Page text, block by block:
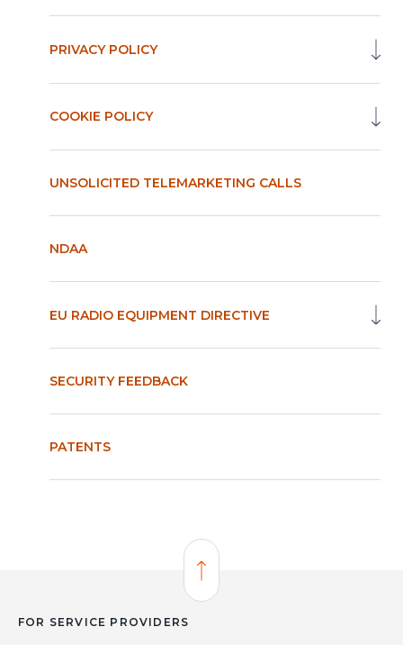
PRIVACY POLICY
COOKIE POLICY
UNSOLICITED TELEMARKETING CALLS
NDAA
EU RADIO EQUIPMENT DIRECTIVE
SECURITY FEEDBACK
PATENTS
Back to Top
FOR SERVICE PROVIDERS